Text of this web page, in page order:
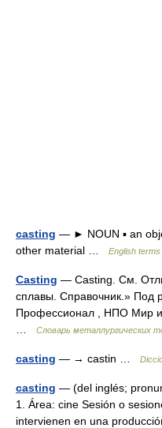
casting — ► NOUN ▪ an
other material …
English
Casting — Casting. См.
сплавы. Справочник.»
Профессионал , НПО Мир и
Словарь металлургических
casting — → castin …
casting — (del inglés;
1. Área: cine Sesión o
intervienen en una